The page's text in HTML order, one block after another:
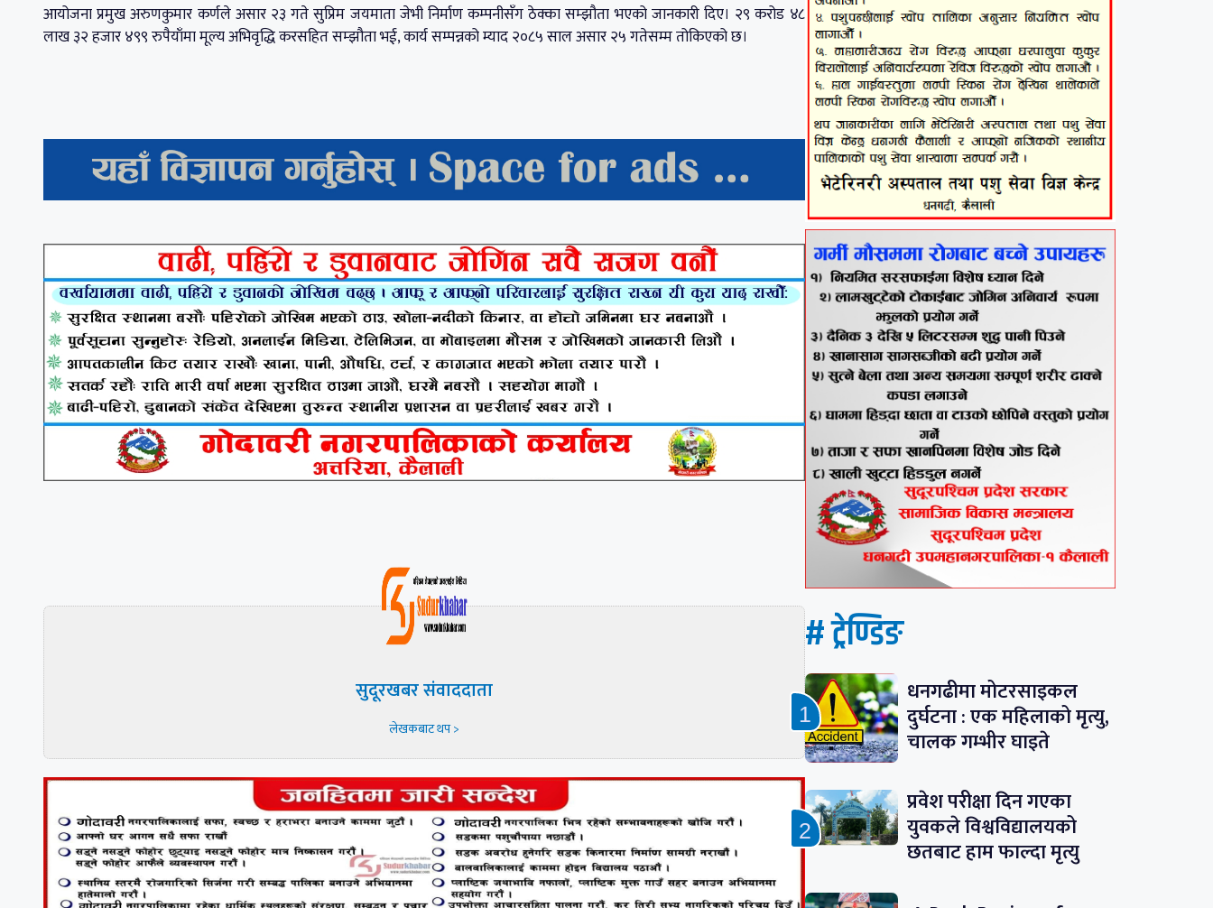
आयोजना प्रमुख अरुणकुमार कर्णले असार २३ गते सुप्रिम जयमाता जेभी निर्माण कम्पनीसँग ठेक्का सम्झौता भएको जानकारी दिए। २९ करोड ४८
लाख ३२ हजार ४९९ रुपैयाँमा मूल्य अभिवृद्धि करसहित सम्झौता भई, कार्य सम्पन्नको म्याद २०८५ साल असार २५ गतेसम्म तोकिएको छ।
सुदूरखबर संवाददाता
लेखकबाट थप >
# ट्रेण्डिङ
धनगढीमा मोटरसाइकल
दुर्घटना : एक महिलाको मृत्यु,
चालक गम्भीर घाइते
प्रवेश परीक्षा दिन गएका
युवकले विश्वविद्यालयको
छतबाट हाम फाल्दा मृत्यु